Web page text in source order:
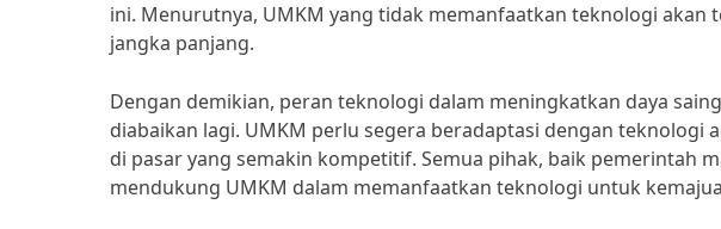
ini. Menurutnya, UMKM yang tidak memanfaatkan teknologi
jangka panjang.
Dengan demikian, peran teknologi dalam meningkatkan daya
diabaikan lagi. UMKM perlu segera beradaptasi dengan teknologi
di pasar yang semakin kompetitif. Semua pihak, baik pemerintah
mendukung UMKM dalam memanfaatkan teknologi untuk